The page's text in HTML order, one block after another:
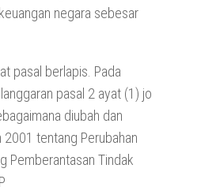
negara sebesar
pasal berlapis. Pada
pasal 2 ayat (1) jo
diubah dan
tentang Perubahan
Pemberantasan Tindak